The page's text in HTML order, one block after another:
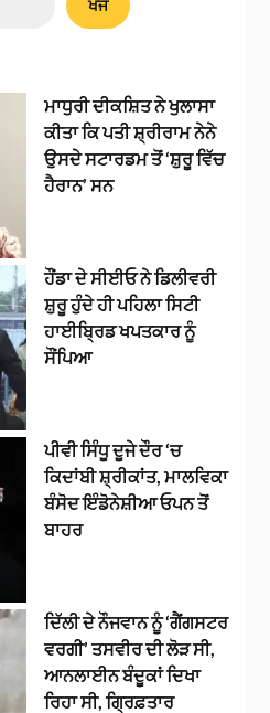
ਖੋਜੋ
ਮਾਧੁਰੀ ਦੀਕਸ਼ਿਤ ਨੇ ਖੁਲਾਸਾ
ਕੀਤਾ ਕਿ ਪਤੀ ਸ਼੍ਰੀਰਾਮ ਨੇਨੇ
ਉਸਦੇ ਸਟਾਰਡਮ ਤੋਂ ‘ਸ਼ੁਰੂ ਵਿੱਚ
ਹੈਰਾਨ’ ਸਨ
ਹੌਂਡਾ ਦੇ ਸੀਈਓ ਨੇ ਡਿਲੀਵਰੀ
ਸ਼ੁਰੂ ਹੁੰਦੇ ਹੀ ਪਹਿਲਾ ਸਿਟੀ
ਹਾਈਬ੍ਰਿਡ ਖਪਤਕਾਰ ਨੂੰ
ਸੌਂਪਿਆ
ਪੀਵੀ ਸਿੰਧੂ ਦੂਜੇ ਦੌਰ ‘ਚ
ਕਿਦਾਂਬੀ ਸ਼੍ਰੀਕਾਂਤ, ਮਾਲਵਿਕਾ
ਬੰਸੋਦ ਇੰਡੋਨੇਸ਼ੀਆ ਓਪਨ ਤੋਂ
ਬਾਹਰ
ਦਿੱਲੀ ਦੇ ਨੌਜਵਾਨ ਨੂੰ ‘ਗੈਂਗਸਟਰ
ਵਰਗੀ’ ਤਸਵੀਰ ਦੀ ਲੋੜ ਸੀ,
ਆਨਲਾਈਨ ਬੰਦੂਕਾਂ ਦਿਖਾ
ਰਿਹਾ ਸੀ, ਗ੍ਰਿਫ਼ਤਾਰ